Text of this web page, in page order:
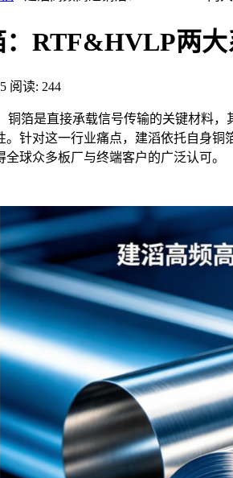
：RTF&HVLP两
阅读: 244
箔是直接承载信号传输的关键材料
针对这一行业痛点，建滔依托自身
球众多板厂与终端客户的广泛认可。